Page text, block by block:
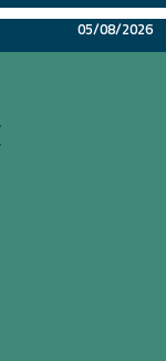
05/08/2026